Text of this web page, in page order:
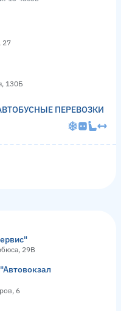
27
130Б
ПЕРЕВОЗКИ
29В
6